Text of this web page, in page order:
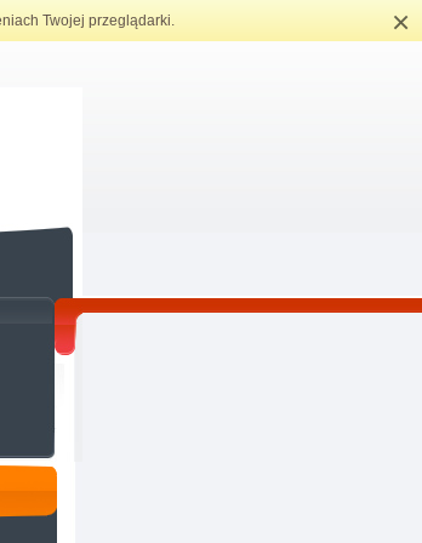
Twojej przeglądarki. ×